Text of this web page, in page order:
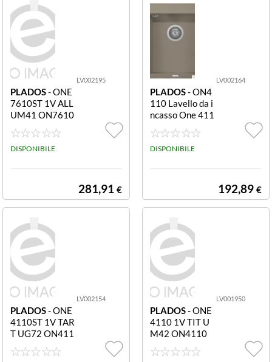
LV002195
PLADOS- ONE
7610ST 1V ALL
UM41 ON7610
ST
DISPONIBILE
281,91 €
LV002164
PLADOS- ON4
110 Lavello da i
ncasso One 411
0 1 vasca Ultrag
ranit Grigio talp
a ONE 4110 1V
DISPONIBILE
192,89 €
LV002154
PLADOS- ONE
4110ST 1V TAR
T UG72 ON411
0ST
LV001950
PLADOS- ONE
4110 1V TIT U
M42 ON4110